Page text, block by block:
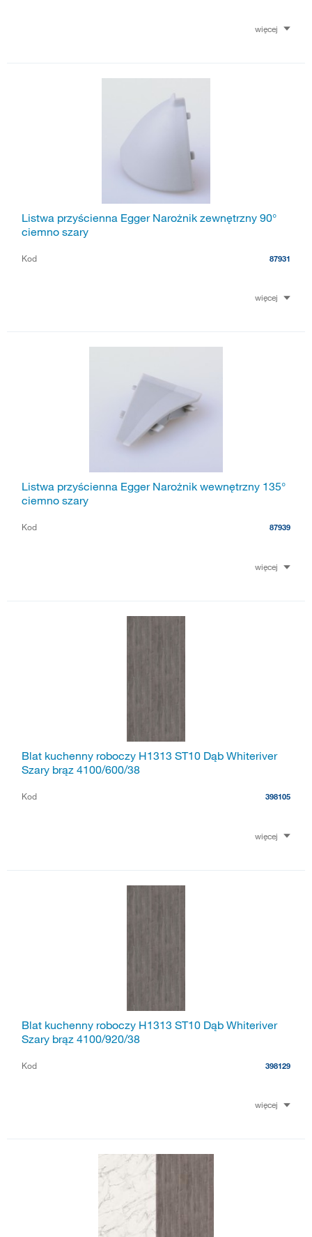
więcej
Listwa przyścienna Egger Narożnik zewnętrzny 90°
ciemno szary
Kod 87931
więcej
Listwa przyścienna Egger Narożnik wewnętrzny 135°
ciemno szary
Kod 87939
więcej
Blat kuchenny roboczy H1313 ST10 Dąb Whiteriver
Szary brąz 4100/600/38
Kod 398105
więcej
Blat kuchenny roboczy H1313 ST10 Dąb Whiteriver
Szary brąz 4100/920/38
Kod 398129
więcej